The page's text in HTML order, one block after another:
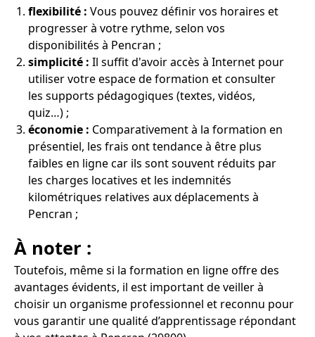
flexibilité : Vous pouvez définir vos horaires et
progresser à votre rythme, selon vos
disponibilités à Pencran ;
simplicité : Il suffit d'avoir accès à Internet pour
utiliser votre espace de formation et consulter
les supports pédagogiques (textes, vidéos,
quiz…) ;
économie : Comparativement à la formation en
présentiel, les frais ont tendance à être plus
faibles en ligne car ils sont souvent réduits par
les charges locatives et les indemnités
kilométriques relatives aux déplacements à
Pencran ;
À noter :
Toutefois, même si la formation en ligne offre des
avantages évidents, il est important de veiller à
choisir un organisme professionnel et reconnu pour
vous garantir une qualité d’apprentissage répondant